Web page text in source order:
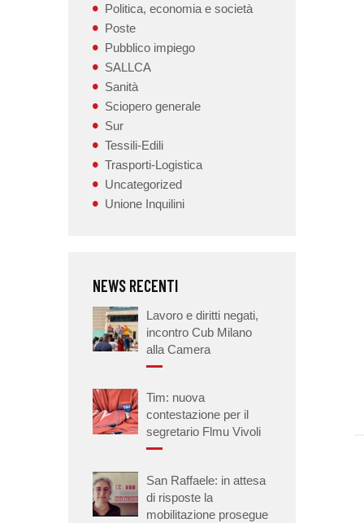
Politica, economia e società
Poste
Pubblico impiego
SALLCA
Sanità
Sciopero generale
Sur
Tessili-Edili
Trasporti-Logistica
Uncategorized
Unione Inquilini
NEWS RECENTI
Lavoro e diritti negati,
incontro Cub Milano
alla Camera
Tim: nuova
contestazione per il
segretario Flmu Vivoli
San Raffaele: in attesa
di risposte la
mobilitazione prosegue